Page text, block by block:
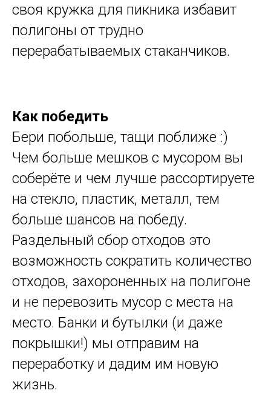
своя кружка для пикника избавит
полигоны от трудно
перерабатываемых стаканчиков.
Как победить
Бери побольше, тащи поближе :)
Чем больше мешков с мусором вы
соберёте и чем лучше рассортируете
на стекло, пластик, металл, тем
больше шансов на победу.
Раздельный сбор отходов это
возможность сократить количество
отходов, захороненных на полигоне
и не перевозить мусор с места на
место. Банки и бутылки (и даже
покрышки!) мы отправим на
переработку и дадим им новую
жизнь.